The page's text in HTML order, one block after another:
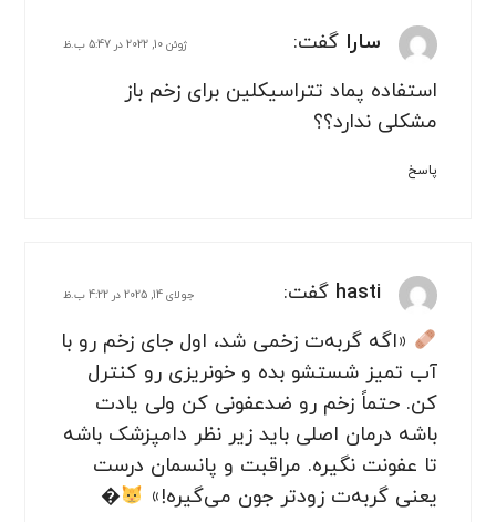
سارا گفت: ژوئن 10, 2022 در 5:47 ب.ظ
استفاده پماد تتراسیکلین برای زخم باز
مشکلی ندارد؟؟
پاسخ
hasti گفت: جولای 14, 2025 در 4:22 ب.ظ
«اگه گربه‌ت زخمی شد، اول جای زخم رو با
آب تمیز شستشو بده و خونریزی رو کنترل
کن. حتماً زخم رو ضدعفونی کن ولی یادت
باشه درمان اصلی باید زیر نظر دامپزشک باشه
تا عفونت نگیره. مراقبت و پانسمان درست
یعنی گربه‌ت زودتر جون می‌گیره!»
�